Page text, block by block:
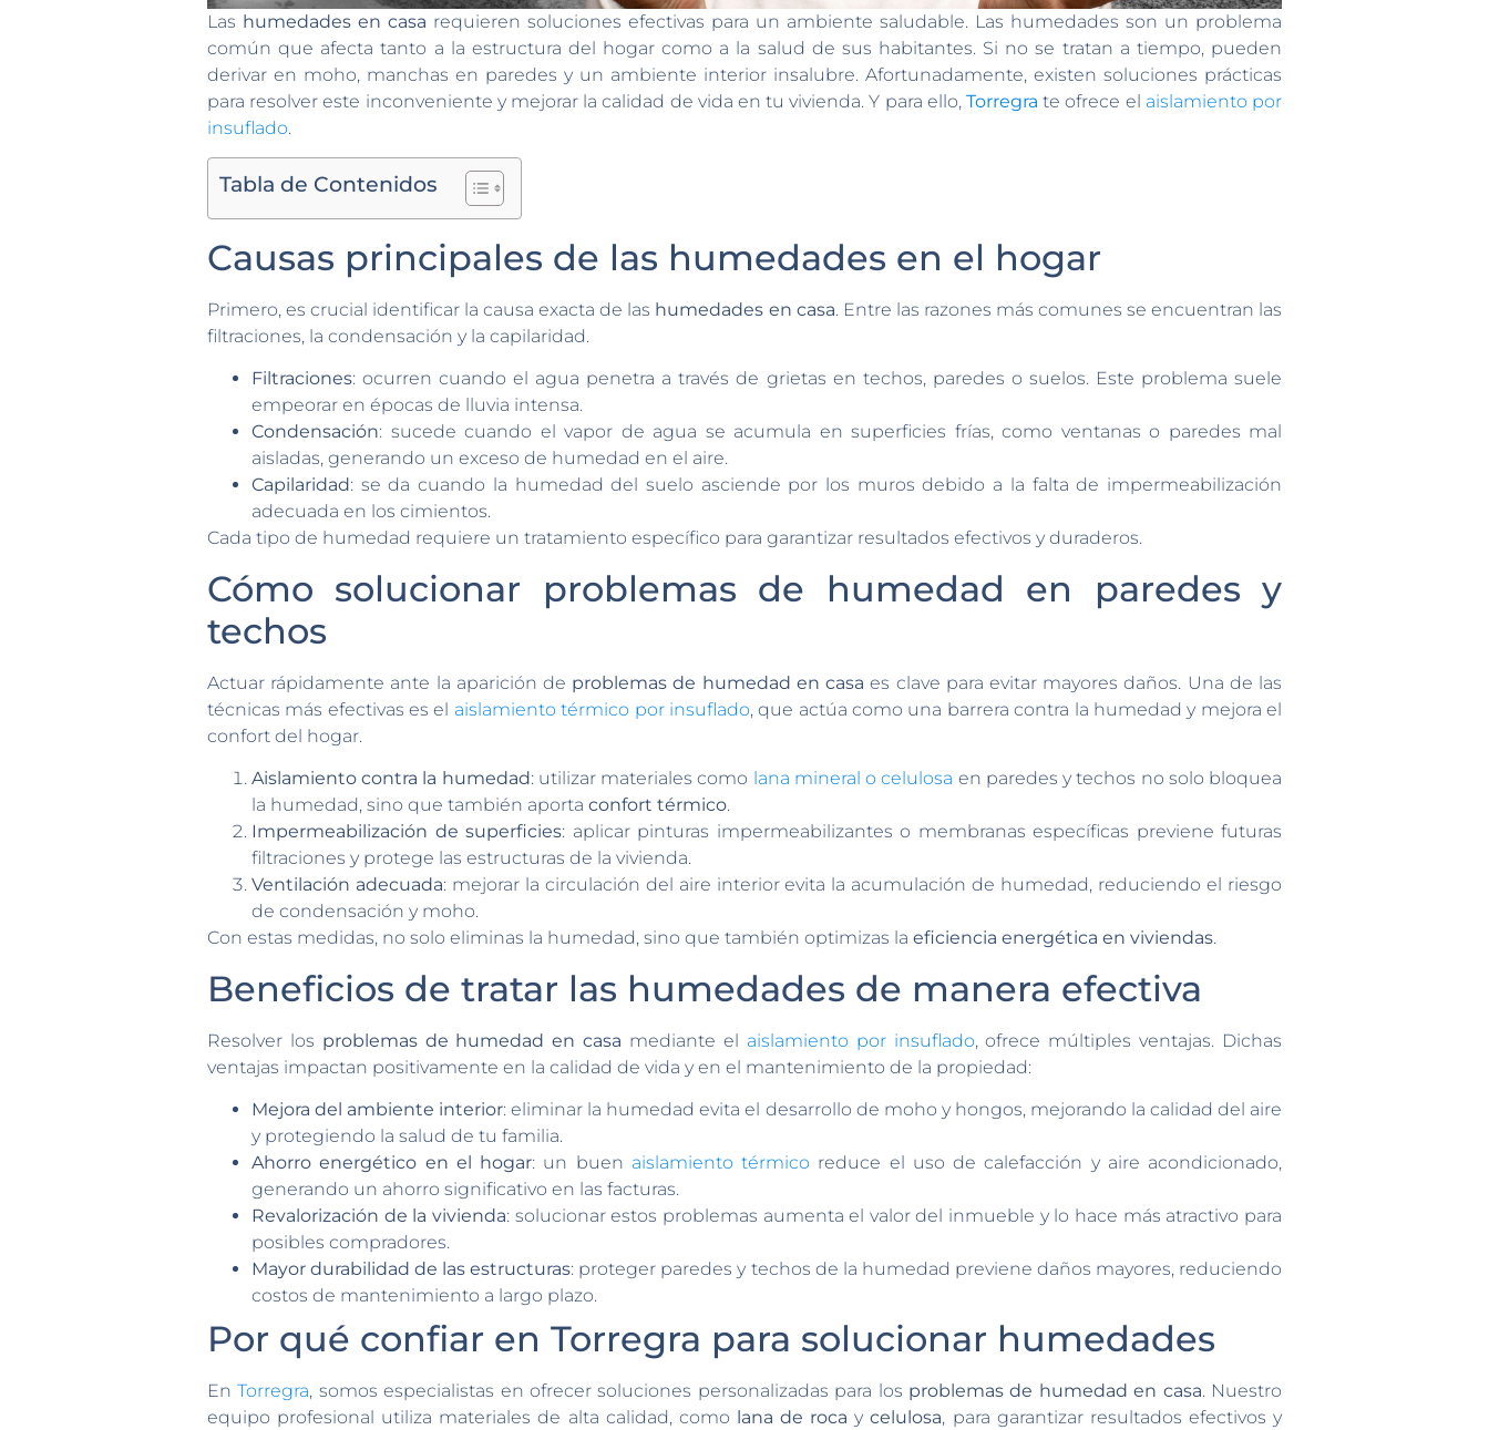
Las humedades en casa requieren soluciones efectivas para un ambiente saludable. Las humedades son un problema
común que afecta tanto a la estructura del hogar como a la salud de sus habitantes. Si no se tratan a tiempo, pueden
derivar en moho, manchas en paredes y un ambiente interior insalubre. Afortunadamente, existen soluciones prácticas
para resolver este inconveniente y mejorar la calidad de vida en tu vivienda. Y para ello,Torregra te ofrece el aislamiento por
insuflado.
Tabla de Contenidos
Causas principales de las humedades en el hogar
Primero, es crucial identificar la causa exacta de las humedades en casa. Entre las razones más comunes se encuentran las
filtraciones, la condensación y la capilaridad.
Filtraciones: ocurren cuando el agua penetra a través de grietas en techos, paredes o suelos. Este problema suele
empeorar en épocas de lluvia intensa.
Condensación: sucede cuando el vapor de agua se acumula en superficies frías, como ventanas o paredes mal
aisladas, generando un exceso de humedad en el aire.
Capilaridad: se da cuando la humedad del suelo asciende por los muros debido a la falta de impermeabilización
adecuada en los cimientos.
Cada tipo de humedad requiere un tratamiento específico para garantizar resultados efectivos y duraderos.
Cómo solucionar problemas de humedad en paredes y
techos
Actuar rápidamente ante la aparición de problemas de humedad en casa es clave para evitar mayores daños. Una de las
técnicas más efectivas es el aislamiento térmico por insuflado, que actúa como una barrera contra la humedad y mejora el
confort del hogar.
Aislamiento contra la humedad: utilizar materiales como lana mineral o celulosa en paredes y techos no solo bloquea
la humedad, sino que también aporta confort térmico.
Impermeabilización de superficies: aplicar pinturas impermeabilizantes o membranas específicas previene futuras
filtraciones y protege las estructuras de la vivienda.
Ventilación adecuada: mejorar la circulación del aire interior evita la acumulación de humedad, reduciendo el riesgo
de condensación y moho.
Con estas medidas, no solo eliminas la humedad, sino que también optimizas la eficiencia energética en viviendas.
Beneficios de tratar las humedades de manera efectiva
Resolver los problemas de humedad en casa mediante el aislamiento por insuflado, ofrece múltiples ventajas. Dichas
ventajas impactan positivamente en la calidad de vida y en el mantenimiento de la propiedad:
Mejora del ambiente interior: eliminar la humedad evita el desarrollo de moho y hongos, mejorando la calidad del aire
y protegiendo la salud de tu familia.
Ahorro energético en el hogar: un buen aislamiento térmico reduce el uso de calefacción y aire acondicionado,
generando un ahorro significativo en las facturas.
Revalorización de la vivienda: solucionar estos problemas aumenta el valor del inmueble y lo hace más atractivo para
posibles compradores.
Mayor durabilidad de las estructuras: proteger paredes y techos de la humedad previene daños mayores, reduciendo
costos de mantenimiento a largo plazo.
Por qué confiar en Torregra para solucionar humedades
EnTorregra, somos especialistas en ofrecer soluciones personalizadas para los problemas de humedad en casa. Nuestro
equipo profesional utiliza materiales de alta calidad, como lana de roca ycelulosa, para garantizar resultados efectivos y